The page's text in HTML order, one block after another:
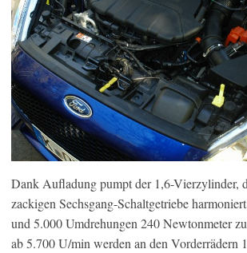
Dank Aufladung pumpt der 1,6-Vierzylinder,
zackigen Sechsgang-Schaltgetriebe
und 5.000 Umdrehungen 240 Newtonmeter
ab 5.700 U/min werden an den Vorderrädern